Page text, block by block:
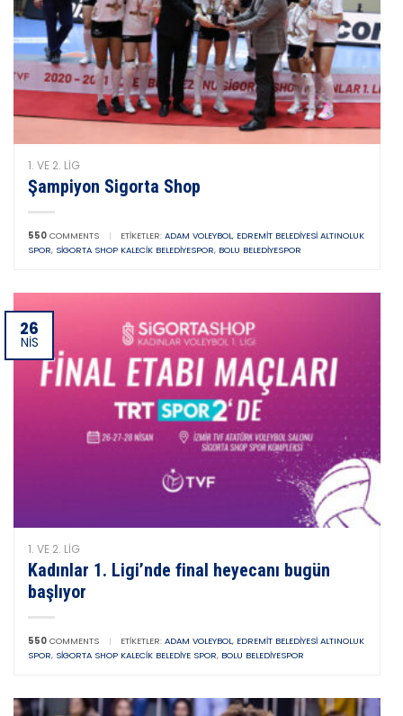
1. VE 2. LIG
Şampiyon Sigorta Shop
550 COMMENTS | ETIKETLER: ADAM VOLEYBOL, EDREMIT BELEDIYESI ALTINOLUK
SPOR, SIGORTA SHOP KALECIK BELEDIYESPOR, BOLU BELEDIYESPOR
26
NIS
1. VE 2. LIG
Kadınlar 1. Ligi’nde final heyecanı bugün
başlıyor
550 COMMENTS | ETIKETLER: ADAM VOLEYBOL, EDREMIT BELEDIYESI ALTINOLUK
SPOR, SIGORTA SHOP KALECIK BELEDIYE SPOR, BOLU BELEDIYESPOR